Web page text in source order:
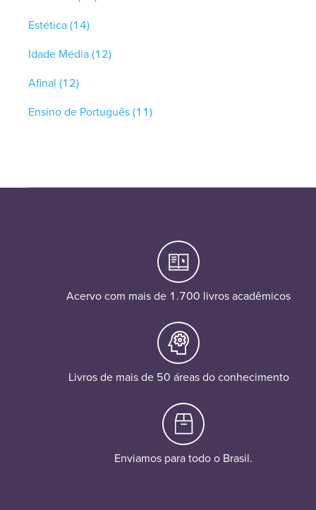
Estética(14)
Idade Média(12)
Afinal (12)
Ensino de Português(11)
Acervo com mais de 1.700 livros acadêmicos
Livros de mais de 50 áreas do conhecimento
Enviamos para todo o Brasil.